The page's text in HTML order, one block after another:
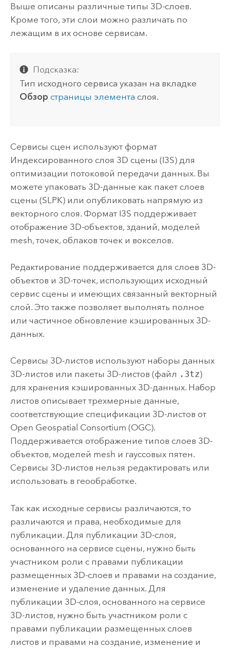
Выше описаны различные типы 3D-слоев.
Кроме того, эти слои можно различать по
лежащим в их основе сервисам.
Подсказка:
Тип исходного сервиса указан на вкладке
Обзор страницы элемента слоя.
Сервисы сцен используют формат
Индексированного слоя 3D сцены (I3S) для
оптимизации потоковой передачи данных. Вы
можете упаковать 3D-данные как пакет слоев
сцены (SLPK) или опубликовать напрямую из
векторного слоя.Формат I3S поддерживает
отображение 3D-объектов, зданий, моделей
mesh, точек, облаков точек и вокселов.
Редактирование поддерживается для слоев 3D-
объектов и 3D-точек, использующих исходный
сервис сцены и имеющих связанный векторный
слой. Это также позволяет выполнять полное
или частичное обновление кэшированных 3D-
данных.
Сервисы 3D-листов используют наборы данных
3D-листов или пакеты 3D-листов (файл .3tz)
для хранения кэшированных 3D-данных. Набор
листов описывает трехмерные данные,
соответствующие спецификации 3D-листов от
Open Geospatial Consortium (OGC).
Поддерживается отображение типов слоев 3D-
объектов, моделей mesh и гауссовых пятен.
Сервисы 3D-листов нельзя редактировать или
использовать в геообработке.
Так как исходные сервисы различаются, то
различаются и права, необходимые для
публикации. Для публикации 3D-слоя,
основанного на сервисе сцены, нужно быть
участником роли с правами публикации
размещенных 3D-слоев и правами на создание,
изменение и удаление данных. Для
публикации 3D-слоя, основанного на сервисе
3D-листов, нужно быть участником роли с
правами публикации размещенных слоев
листов и правами на создание, изменение и